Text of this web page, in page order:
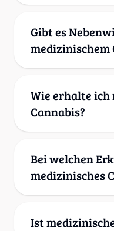
Gibt es
medizinischem
Wie erhalte ich
Cannabis?
Bei welchen
medizinisches
Ist